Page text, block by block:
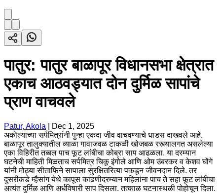
पातुर: पातुर बाळापूर विधानसभा क्षेत्रात
एकाच आठवड्यात दोन दुर्मिळ सापांचे
प्राण वाचवले
Patur, Akola
Dec 1, 2025
अकोल्याच्या सर्पमित्रांनी पुन्हा एकदा जीव वाचवण्याचे धाडस दाखवले आहे.
बाळापूर तालुक्यातील व्याळा गावाजवळ टाकळी खोजबळ रस्त्यालगत असलेल्या
एका विहिरीत तब्बल पाच फूट लांबीचा कोब्रा साप आढळला. या दरम्यान
घटनेची माहिती मिळताच सर्पमित्र चिकू इंगोले आणि ओम उंबरकर व केशव घोंगे
यांनी मोठ्या सीताफिने सापाला सुरक्षितरित्या पकडून जीवनदान दिले. तर
दुसरीकडे म्हैसांग येथे कापूस काढणीदरम्यान महिलांना पाच ते सहा फूट लांबीचा
अत्यंत दुर्मिळ आणि अर्धविषारी साप दिसला. तत्काळ घटनास्थळी पोहोचून दिला.